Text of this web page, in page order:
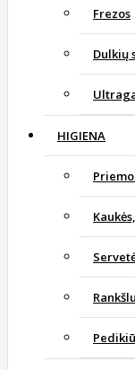
Frezos
Dulkių
HIGIENA